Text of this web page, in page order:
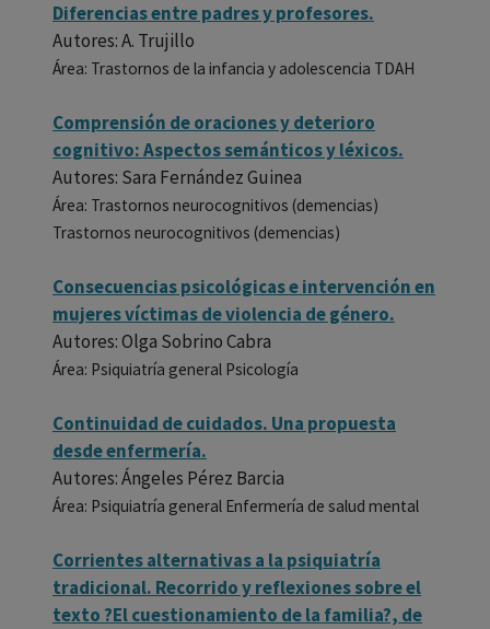
Diferencias entre padres y profesores.
Autores: A. Trujillo
Área: Trastornos de la infancia y adolescencia TDAH
Comprensión de oraciones y deterioro
cognitivo: Aspectos semánticos y léxicos.
Autores: Sara Fernández Guinea
Área: Trastornos neurocognitivos (demencias)
Trastornos neurocognitivos (demencias)
Consecuencias psicológicas e intervención en
mujeres víctimas de violencia de género.
Autores: Olga Sobrino Cabra
Área: Psiquiatría general Psicología
Continuidad de cuidados. Una propuesta
desde enfermería.
Autores: Ángeles Pérez Barcia
Área: Psiquiatría general Enfermería de salud mental
Corrientes alternativas a la psiquiatría
tradicional. Recorrido y reflexiones sobre el
texto ?El cuestionamiento de la familia?, de